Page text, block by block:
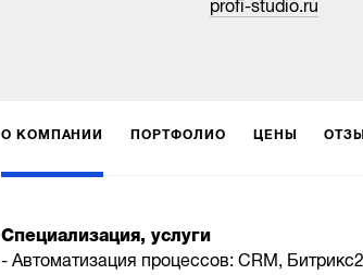
profi-studio.ru
О КОМПАНИИ ПОРТФОЛИО ЦЕНЫ
Специализация, услуги
- Автоматизация процессов: CRM,